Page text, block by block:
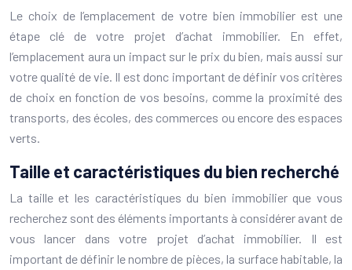
Le choix de l’emplacement de votre bien immobilier est une
étape clé de votre projet d’achat immobilier. En effet,
l’emplacement aura un impact sur le prix du bien, mais aussi sur
votre qualité de vie. Il est donc important de définir vos critères
de choix en fonction de vos besoins, comme la proximité des
transports, des écoles, des commerces ou encore des espaces
verts.
Taille et caractéristiques du bien recherché
La taille et les caractéristiques du bien immobilier que vous
recherchez sont des éléments importants à considérer avant de
vous lancer dans votre projet d’achat immobilier. Il est
important de définir le nombre de pièces, la surface habitable, la